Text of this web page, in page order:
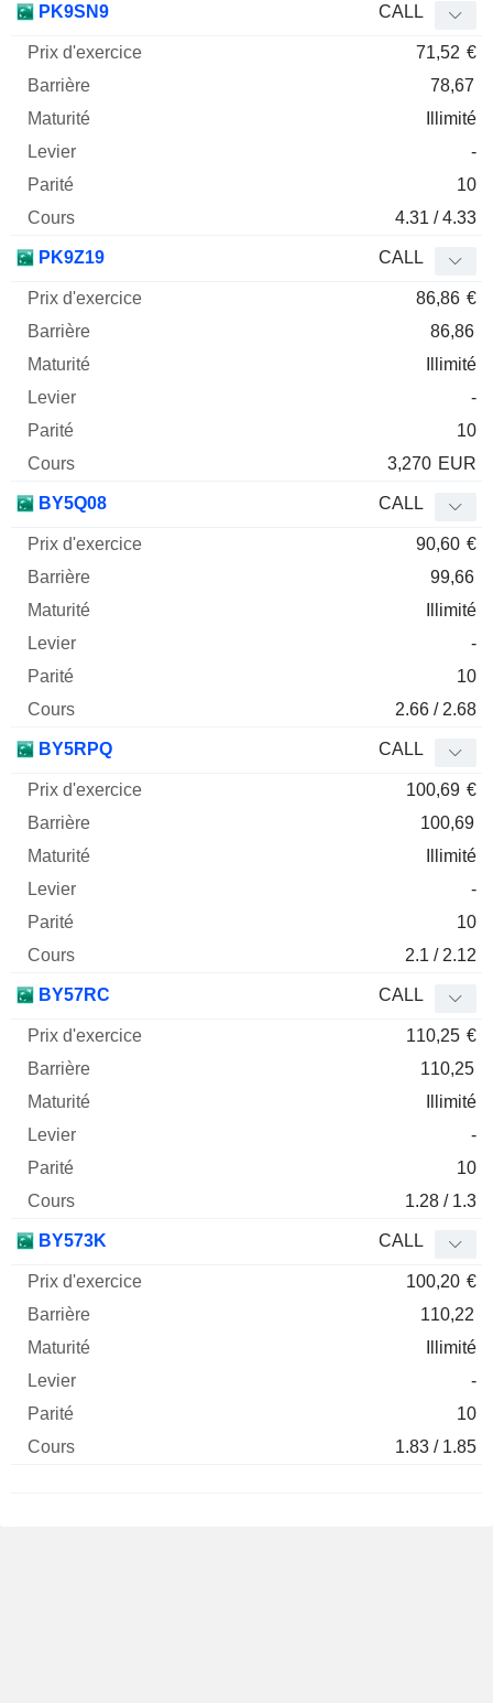
PK9SN9 CALL
71,52 €
78,67
Illimité
-
10
4.31 / 4.33
PK9Z19 CALL
86,86 €
86,86
Illimité
-
10
3,270 EUR
BY5Q08 CALL
90,60 €
99,66
Illimité
-
10
2.66 / 2.68
BY5RPQ CALL
100,69 €
100,69
Illimité
-
10
2.1 / 2.12
BY57RC CALL
110,25 €
110,25
Illimité
-
10
1.28 / 1.3
BY573K CALL
100,20 €
110,22
Illimité
-
10
1.83 / 1.85